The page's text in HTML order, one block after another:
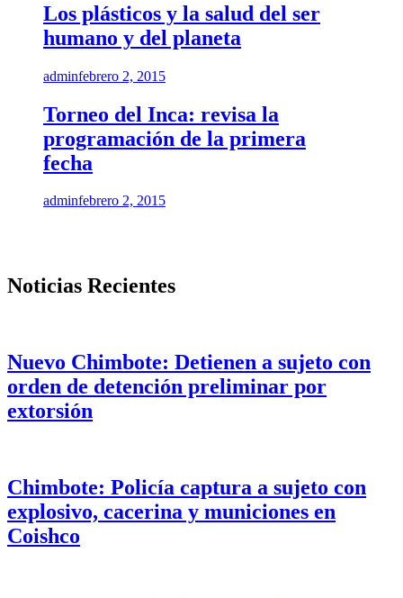
Los plásticos y la salud del ser
humano y del planeta
adminfebrero 2, 2015
Torneo del Inca: revisa la
programación de la primera
fecha
adminfebrero 2, 2015
Noticias Recientes
Nuevo Chimbote: Detienen a sujeto con
orden de detención preliminar por
extorsión
Chimbote: Policía captura a sujeto con
explosivo, cacerina y municiones en
Coishco